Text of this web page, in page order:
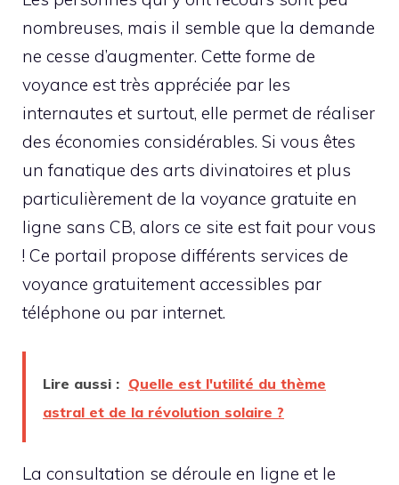
nombreuses, mais il semble que la demande
ne cesse d’augmenter. Cette forme de
voyance est très appréciée par les
internautes et surtout, elle permet de réaliser
des économies considérables. Si vous êtes
un fanatique des arts divinatoires et plus
particulièrement de la voyance gratuite en
ligne sans CB, alors ce site est fait pour vous
! Ce portail propose différents services de
voyance gratuitement accessibles par
téléphone ou par internet.
Lire aussi : Quelle est l'utilité du thème
astral et de la révolution solaire ?
La consultation se déroule en ligne et le